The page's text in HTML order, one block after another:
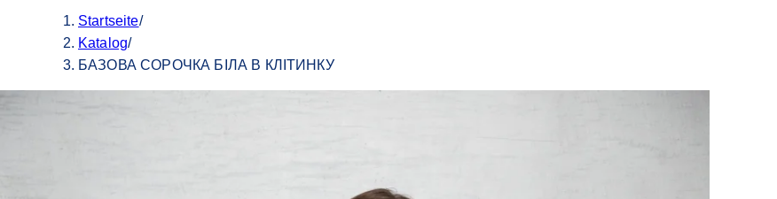
Startseite/
Katalog/
БАЗОВА СОРОЧКА БІЛА В КЛІТИНКУ